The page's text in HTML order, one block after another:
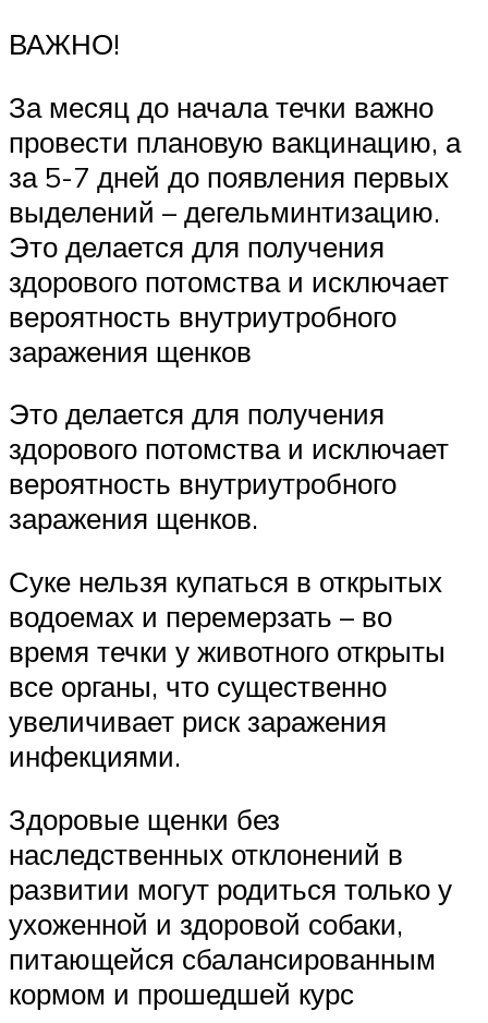
ВАЖНО!
За месяц до начала течки важно
провести плановую вакцинацию, а
за 5-7 дней до появления первых
выделений – дегельминтизацию.
Это делается для получения
здорового потомства и исключает
вероятность внутриутробного
заражения щенков
Это делается для получения
здорового потомства и исключает
вероятность внутриутробного
заражения щенков.
Суке нельзя купаться в открытых
водоемах и перемерзать – во
время течки у животного открыты
все органы, что существенно
увеличивает риск заражения
инфекциями.
Здоровые щенки без
наследственных отклонений в
развитии могут родиться только у
ухоженной и здоровой собаки,
питающейся сбалансированным
кормом и прошедшей курс